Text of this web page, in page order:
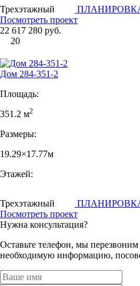
Трехэтажный
Посмотреть проект
22 617 280 руб.
20
Дом 284-351-2
Площадь:
351.2 м2
Размеры:
19.29×17.77м
Этажей:
Трехэтажный
Посмотреть проект
Нужна консультация?
Оставьте телефон, мы
необходимую информацию,